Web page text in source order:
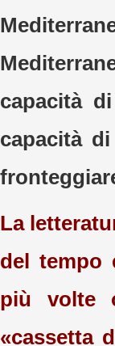
capacità
capacità
La
del tempo
più volte
«cassetta